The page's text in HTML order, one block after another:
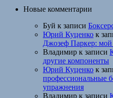
Новые комментарии
Буй к записи
Юрий Куценко к
Джозеф Паркер: мой
Владимир к записи
другие компоненты
Юрий Куценко к
профессиональные
упражнения
Владимир к записи